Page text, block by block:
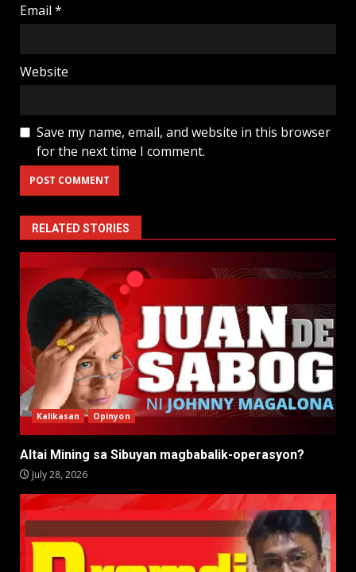
Email *
Website
Save my name, email, and website in this browser
for the next time I comment.
RELATED STORIES
Kalikasan Opinyon
Altai Mining sa Sibuyan magbabalik-operasyon?
July 28, 2026